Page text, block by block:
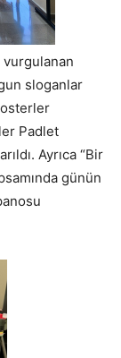
vurgulanan
sloganlar
Padlet
Ayrıca “Bir
günün